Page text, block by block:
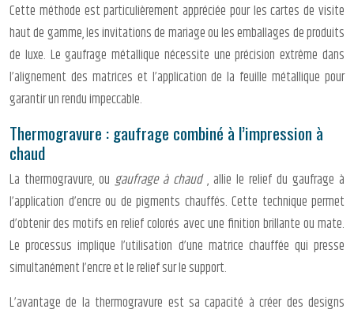
Cette méthode est particulièrement appréciée pour les cartes de visite
haut de gamme, les invitations de mariage ou les emballages de produits
de luxe. Le gaufrage métallique nécessite une précision extrême dans
l’alignement des matrices et l’application de la feuille métallique pour
garantir un rendu impeccable.
Thermogravure : gaufrage combiné à l’impression à
chaud
La thermogravure, ou gaufrage à chaud, allie le relief du gaufrage à
l’application d’encre ou de pigments chauffés. Cette technique permet
d’obtenir des motifs en relief colorés avec une finition brillante ou mate.
Le processus implique l’utilisation d’une matrice chauffée qui presse
simultanément l’encre et le relief sur le support.
L’avantage de la thermogravure est sa capacité à créer des designs